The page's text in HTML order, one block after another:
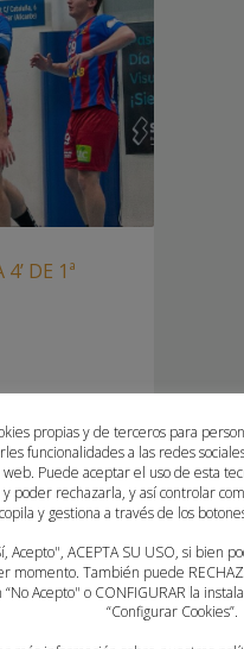
DE 1ª
A LA 2ª
de las Finales
ocho
Nacional, la
propias y de terceros para
funcionalidades a las redes
Puede aceptar el uso de esta
y poder rechazarla, y así controlar
y gestiona a través de los
Acepto", ACEPTA SU USO, si bien
momento. También puede
“No Acepto" o CONFIGURAR la
“Configurar Cookies”.